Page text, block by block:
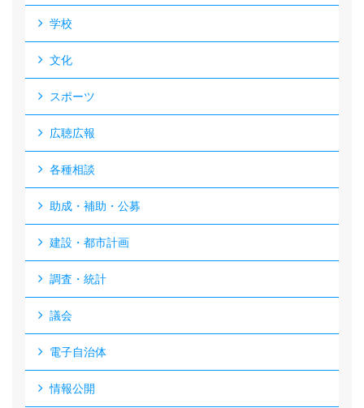
学校
文化
スポーツ
広聴広報
各種相談
助成・補助・公募
建設・都市計画
調査・統計
議会
電子自治体
情報公開